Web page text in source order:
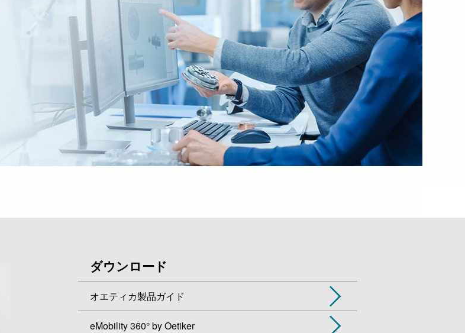
ダウンロード
オエティカ製品ガイド
eMobility 360° by Oetiker